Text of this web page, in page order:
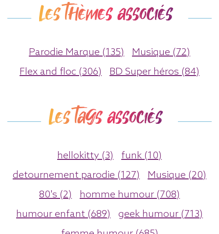
Les thèmes associés
Parodie Marque (135)
Musique (72)
Flex and floc (306)
BD Super héros (84)
Les tags associés
hellokitty (3)
funk (10)
detournement parodie (127)
Musique (20)
80's (2)
homme humour (708)
humour enfant (689)
geek humour (713)